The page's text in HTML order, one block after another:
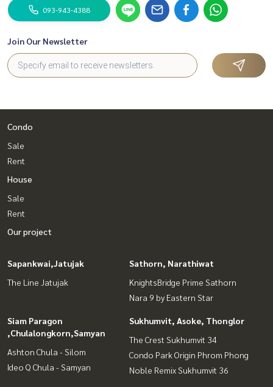
093-943-4388
Join Our Newsletter
Condo
Sale
Rent
House
Sale
Rent
Our project
Sapankwai,Jatujak
The Line Jatujak
Sathorn, Narathiwat
KnightsBridge Prime Sathorn
Nara 9 by Eastern Star
Siam Paragon
,Chulalongkorn,Samyan
Ashton Chula - Silom
Ideo Q Chula - Samyan
Sukhumvit, Asoke, Thonglor
The Crest Sukhumvit 34
Condo Park Origin Phrom Phong
Noble Remix Sukhumvit 36